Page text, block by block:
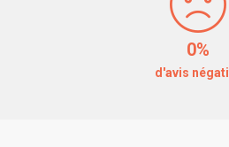
0%
d'avis